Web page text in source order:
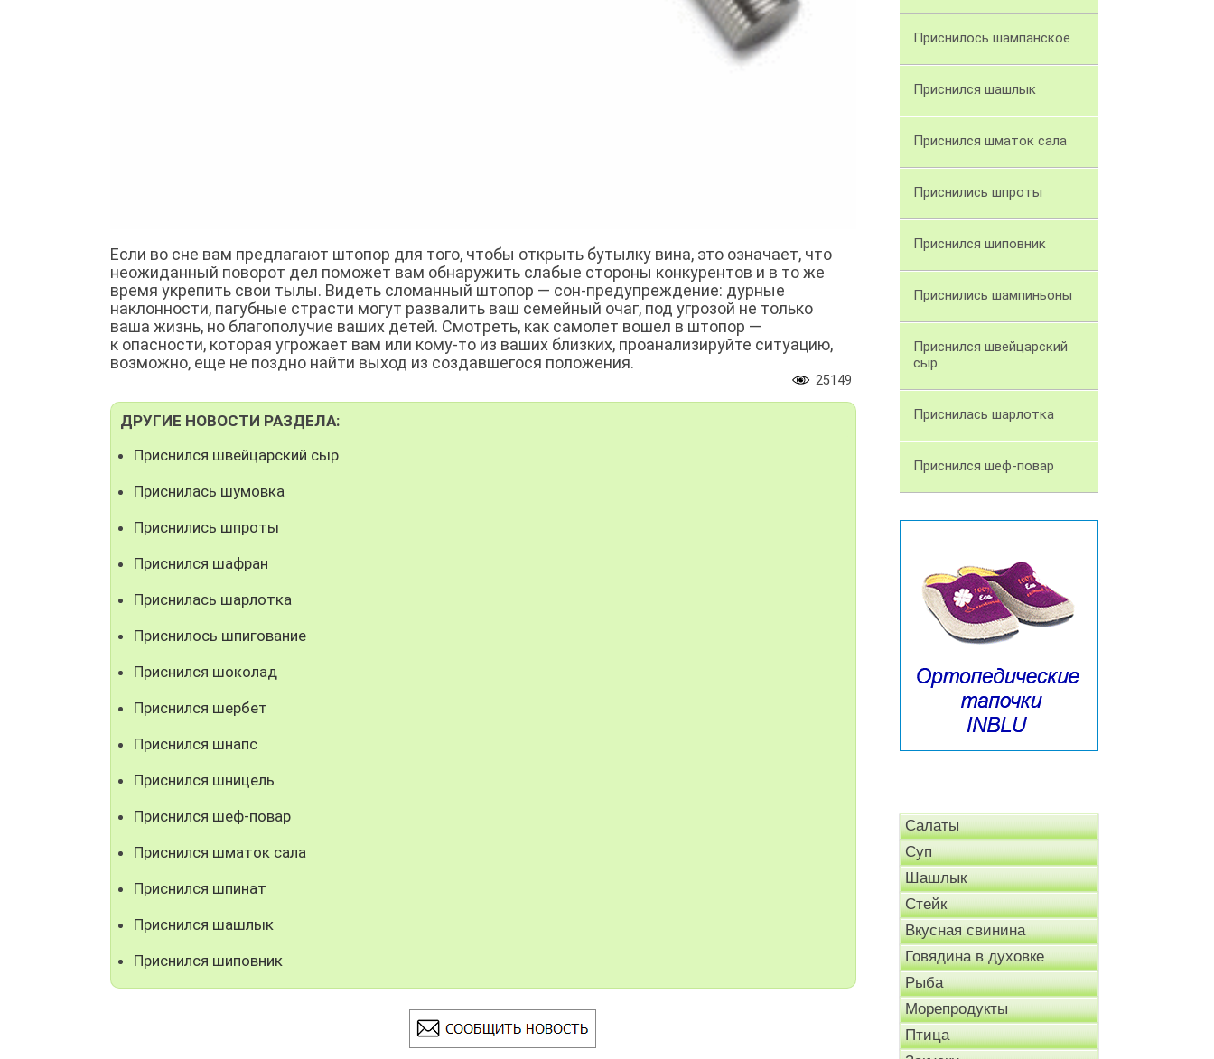
Если во сне вам предлагают штопор для того, чтобы открыть бутылку вина, это означает, что
неожиданный поворот дел поможет вам обнаружить слабые стороны конкурентов и в то же
время укрепить свои тылы. Видеть сломанный штопор — сон-предупреждение: дурные
наклонности, пагубные страсти могут развалить ваш семейный очаг, под угрозой не только
ваша жизнь, но благополучие ваших детей. Смотреть, как самолет вошел в штопор —
к опасности, которая угрожает вам или кому-то из ваших близких, проанализируйте ситуацию,
возможно, еще не поздно найти выход из создавшегося положения.
25149
ДРУГИЕ НОВОСТИ РАЗДЕЛА:
Приснился швейцарский сыр
Приснилась шумовка
Приснились шпроты
Приснился шафран
Приснилась шарлотка
Приснилось шпигование
Приснился шоколад
Приснился шербет
Приснился шнапс
Приснился шницель
Приснился шеф-повар
Приснился шматок сала
Приснился шпинат
Приснился шашлык
Приснился шиповник
Приснилось шампанское
Приснился шашлык
Приснился шматок сала
Приснились шпроты
Приснился шиповник
Приснились шампиньоны
Приснился швейцарский
сыр
Приснилась шарлотка
Приснился шеф-повар
Салаты
Суп
Шашлык
Стейк
Вкусная свинина
Говядина в духовке
Рыба
Морепродукты
Птица